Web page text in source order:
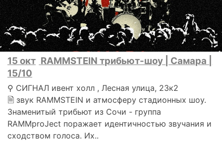
15 окт RAMMSTEIN трибьют-шоу | Самара |
15/10
⚲ СИГНАЛ ивент холл , Лесная улица, 23к2
🗎 звук RAMMSTEIN и атмосферу стадионных шоу.
Знаменитый трибьют из Сочи - группа
RAMMproJect поражает идентичностью звучания и
сходством голоса. Их..